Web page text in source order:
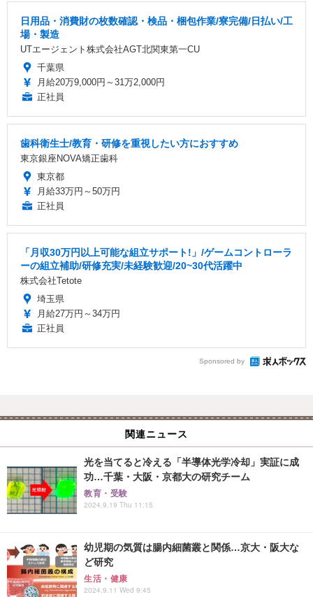
日用品・消費財の枚数確認・検品・梱包作業/寮完備/日払い/工
場・製造
UTエージェント株式会社AGT北関東第一CU
千葉県
月給20万9,000円～31万2,000円
正社員
歯科衛生士/教育・研修を重視したい方におすすめ
東京銀座NOVA矯正歯科
東京都
月給33万円～50万円
正社員
「月収30万円以上可能な組立サポート!」/ゲームコントローラ
ーの組立補助/研修充実/未経験歓迎/20~30代活躍中
株式会社Tetote
埼玉県
月給27万円～34万円
正社員
Sponsored by
関連ニュース
光を当てると冷える「半導体光学冷却」実証に成
功…千葉・大阪・京都大の研究チーム
教育・受験
2024.9.19 Thu 11:15
幼児期の気質は腸内細菌叢と関係…京大・阪大な
ど研究
生活・健康
2024.9.11 Wed 9:45